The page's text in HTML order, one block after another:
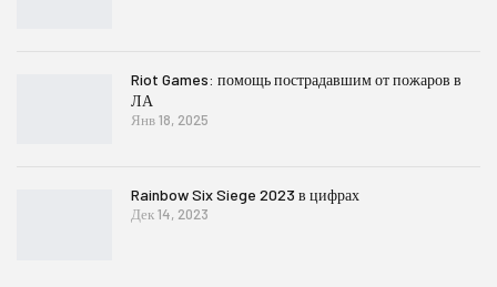
Riot Games: помощь пострадавшим от пожаров в
ЛА
Янв 18, 2025
Rainbow Six Siege 2023 в цифрах
Дек 14, 2023